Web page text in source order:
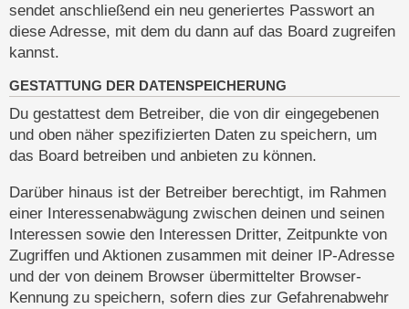
sendet anschließend ein neu generiertes Passwort an
diese Adresse, mit dem du dann auf das Board zugreifen
kannst.
GESTATTUNG DER DATENSPEICHERUNG
Du gestattest dem Betreiber, die von dir eingegebenen
und oben näher spezifizierten Daten zu speichern, um
das Board betreiben und anbieten zu können.
Darüber hinaus ist der Betreiber berechtigt, im Rahmen
einer Interessenabwägung zwischen deinen und seinen
Interessen sowie den Interessen Dritter, Zeitpunkte von
Zugriffen und Aktionen zusammen mit deiner IP-Adresse
und der von deinem Browser übermittelter Browser-
Kennung zu speichern, sofern dies zur Gefahrenabwehr